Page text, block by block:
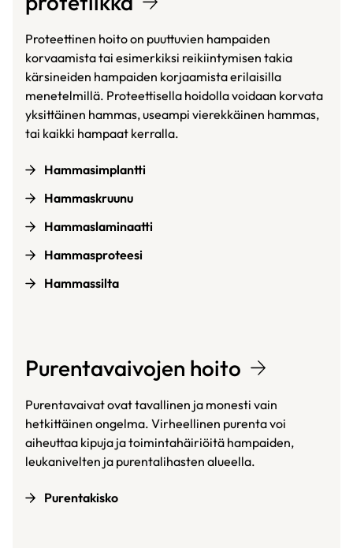
Proteettinen hoito on puuttuvien hampaiden
korvaamista tai esimerkiksi reikiintymisen takia
kärsineiden hampaiden korjaamista erilaisilla
menetelmillä. Proteettisella hoidolla voidaan korvata
yksittäinen hammas, useampi vierekkäinen hammas,
tai kaikki hampaat kerralla.
Hammasimplantti
Hammaskruunu
Hammaslaminaatti
Hammasproteesi
Hammassilta
Purentavaivojen hoito
Purentavaivat ovat tavallinen ja monesti vain
hetkittäinen ongelma. Virheellinen purenta voi
aiheuttaa kipuja ja toimintahäiriöitä hampaiden,
leukanivelten ja purentalihasten alueella.
Purentakisko